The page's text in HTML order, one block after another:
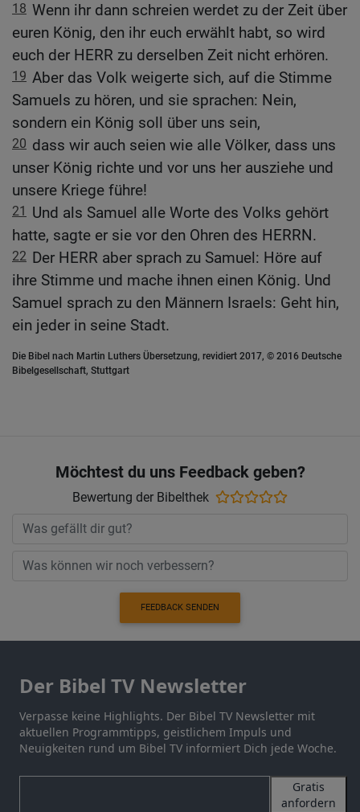
18 Wenn ihr dann schreien werdet zu der Zeit über
euren König, den ihr euch erwählt habt, so wird
euch der HERR zu derselben Zeit nicht erhören.
19 Aber das Volk weigerte sich, auf die Stimme
Samuels zu hören, und sie sprachen: Nein,
sondern ein König soll über uns sein,
20 dass wir auch seien wie alle Völker, dass uns
unser König richte und vor uns her ausziehe und
unsere Kriege führe!
21
Und als Samuel alle Worte des Volks gehört
hatte, sagte er sie vor den Ohren des HERRN.
22 Der HERR aber sprach zu Samuel: Höre auf
ihre Stimme und mache ihnen einen König. Und
Samuel sprach zu den Männern Israels: Geht hin,
ein jeder in seine Stadt.
Die Bibel nach Martin Luthers Übersetzung, revidiert 2017, © 2016 Deutsche
Bibelgesellschaft, Stuttgart
Möchtest du uns Feedback geben?
Bewertung der Bibelthek
FEEDBACK SENDEN
Der Bibel TV Newsletter
Verpasse keine Highlights. Der Bibel TV Newsletter mit
aktuellen Programmtipps, geistlichem Impuls und
Neuigkeiten rund um Bibel TV informiert Dich jede Woche.
Gratis
anfordern